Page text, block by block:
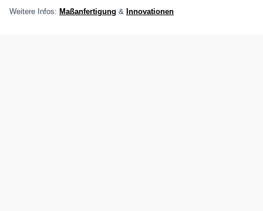
Weitere Infos: Maßanfertigung & Innovationen